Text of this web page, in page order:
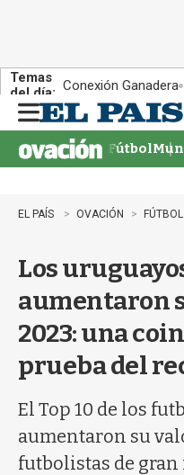
Temas
del día: Conexión Ganadera
n
u
Fútbol
EL PAÍS OVACIÓN FÚTBOL
Los
aumentaron
2023: una
prueba del
El Top 10 de los
aumentaron su
futbolistas de